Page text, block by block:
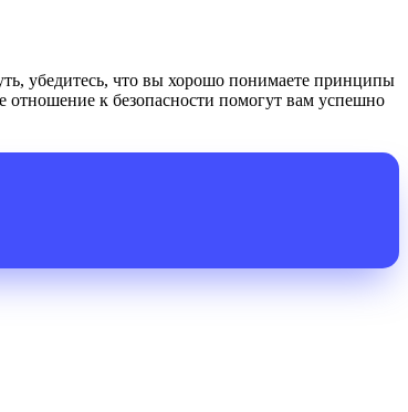
убедитесь, что вы хорошо понимаете принципы
к безопасности помогут вам успешно